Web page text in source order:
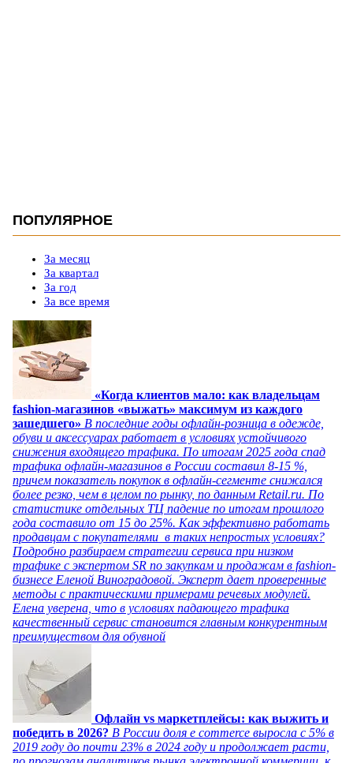
ПОПУЛЯРНОЕ
За месяц
За квартал
За год
За все время
«Когда клиентов мало: как владельцам
fashion-магазинов «выжать» максимум из каждого
зашедшего» В последние годы офлайн-розница в одежде,
обуви и аксессуарах работает в условиях устойчивого
снижения входящего трафика. По итогам 2025 года спад
трафика офлайн-магазинов в России составил 8-15 %,
причем показатель покупок в офлайн-сегменте снижался
более резко, чем в целом по рынку, по данным Retail.ru. По
статистике отдельных ТЦ падение по итогам прошлого
года составило от 15 до 25%. Как эффективно работать
продавцам с покупателями в таких непростых условиях?
Подробно разбираем стратегии сервиса при низком
трафике с экспертом SR по закупкам и продажам в fashion-
бизнесе Еленой Виноградовой. Эксперт дает проверенные
методы с практическими примерами речевых модулей.
Елена уверена, что в условиях падающего трафика
качественный сервис становится главным конкурентным
преимуществом для обувной
Офлайн vs маркетплейсы: как выжить и
победить в 2026? В России доля e commerce выросла с 5% в
2019 году до почти 23% в 2024 году и продолжает расти,